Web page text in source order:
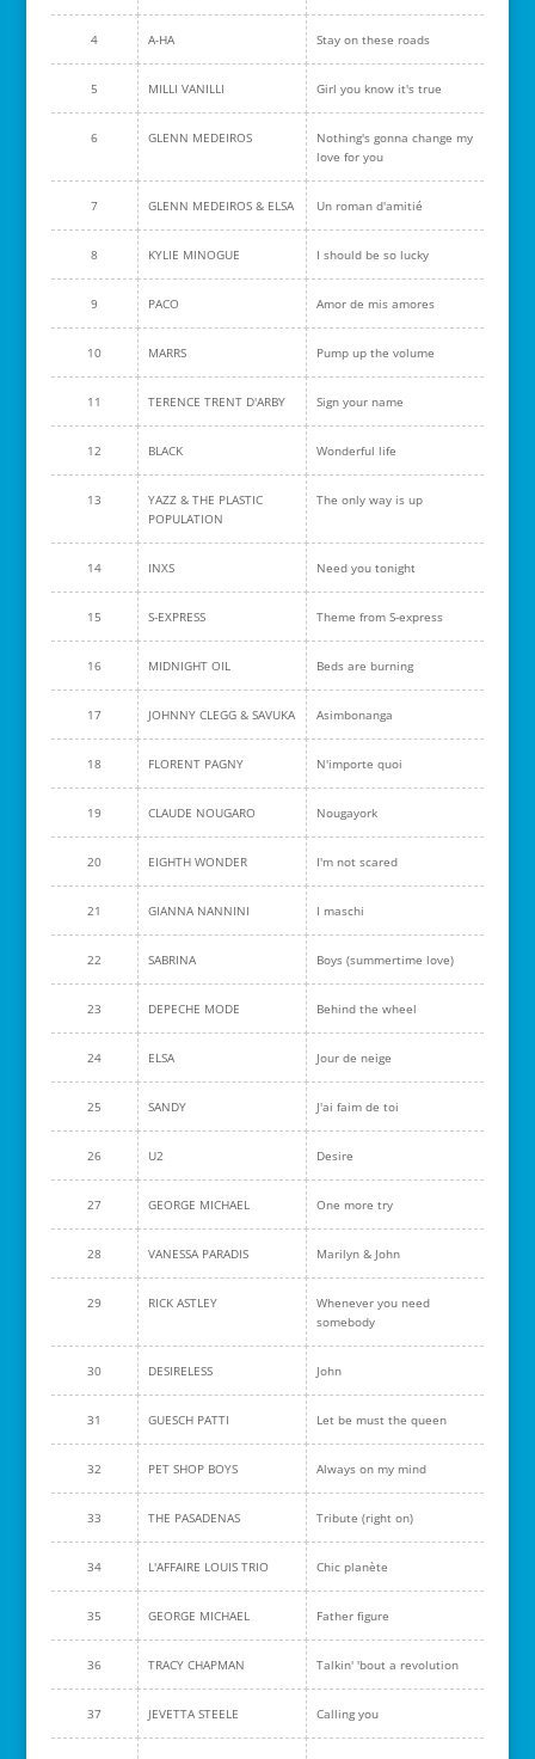
4 A-HA Stay on these roads
5 MILLI VANILLI Girl you know it's true
6 GLENN MEDEIROS
Nothing's gonna change my
love for you
7 GLENN MEDEIROS & ELSA Un roman d'amitié
8 KYLIE MINOGUE I should be so lucky
9 PACO Amor de mis amores
10 MARRS Pump up the volume
11 TERENCE TRENT D'ARBY Sign your name
12 BLACK Wonderful life
13
YAZZ & THE PLASTIC
POPULATION
The only way is up
14 INXS Need you tonight
15 S-EXPRESS Theme from S-express
16 MIDNIGHT OIL Beds are burning
17 JOHNNY CLEGG & SAVUKA Asimbonanga
18 FLORENT PAGNY N'importe quoi
19 CLAUDE NOUGARO Nougayork
20 EIGHTH WONDER I'm not scared
21 GIANNA NANNINI I maschi
22 SABRINA Boys (summertime love)
23 DEPECHE MODE Behind the wheel
24 ELSA Jour de neige
25 SANDY J'ai faim de toi
26 U2 Desire
27 GEORGE MICHAEL One more try
28 VANESSA PARADIS Marilyn & John
29 RICK ASTLEY
Whenever you need
somebody
30 DESIRELESS John
31 GUESCH PATTI Let be must the queen
32 PET SHOP BOYS Always on my mind
33 THE PASADENAS Tribute (right on)
34 L'AFFAIRE LOUIS TRIO Chic planète
35 GEORGE MICHAEL Father figure
36 TRACY CHAPMAN Talkin' 'bout a revolution
37 JEVETTA STEELE Calling you